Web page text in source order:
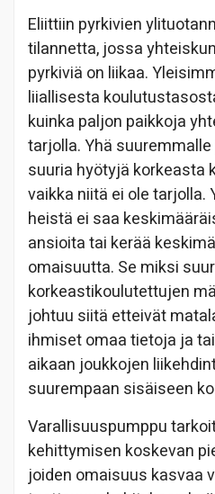
Eliittiin pyrkivien
tilannetta, jossa
pyrkiviä on liikaa.
liiallisesta
kuinka paljon paikkoja
tarjolla. Yhä
suuria hyötyjä korkeasta
vaikka niitä ei ole tarjolla.
heistä ei saa
ansioita tai kerää
omaisuutta. Se miksi
korkeastikoulutettujen
johtuu siitä etteivät
ihmiset omaa tietoja ja
aikaan joukkojen
suurempaan sisäiseen
Varallisuuspumppu
kehittymisen koskevan
joiden omaisuus kasvaa